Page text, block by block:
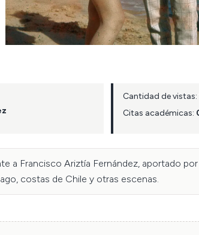
Cantidad de vistas:
Citas académicas:
a Francisco Ariztía Fernández, aportado
costas de Chile y otras escenas.